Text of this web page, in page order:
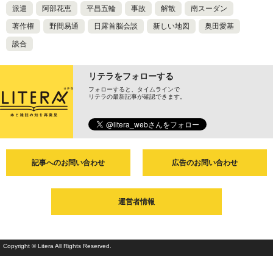
派遣 阿部花恵 平昌五輪 事故 解散 南スーダン
著作権 野間易通 日露首脳会談 新しい地図 奥田愛基
談合
リテラをフォローする
フォローすると、タイムラインで
リテラの最新記事が確認できます。
記事へのお問い合わせ 広告のお問い合わせ
運営者情報
Copyright © Litera All Rights Reserved.